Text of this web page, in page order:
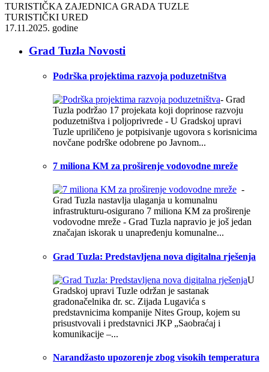
TURISTIČKA ZAJEDNICA GRADA TUZLE
TURISTIČKI URED
17.11.2025. godine
Grad Tuzla Novosti
Podrška projektima razvoja poduzetništva
- Grad
Tuzla podržao 17 projekata koji doprinose razvoju
poduzetništva i poljoprivrede - U Gradskoj upravi
Tuzle upriličeno je potpisivanje ugovora s korisnicima
novčane podrške odobrene po Javnom...
7 miliona KM za proširenje vodovodne mreže
-
Grad Tuzla nastavlja ulaganja u komunalnu
infrastrukturu-osigurano 7 miliona KM za proširenje
vodovodne mreže - Grad Tuzla napravio je još jedan
značajan iskorak u unapređenju komunalne...
Grad Tuzla: Predstavljena nova digitalna rješenja
U
Gradskoj upravi Tuzle održan je sastanak
gradonačelnika dr. sc. Zijada Lugavića s
predstavnicima kompanije Nites Group, kojem su
prisustvovali i predstavnici JKP „Saobraćaj i
komunikacije –...
Narandžasto upozorenje zbog visokih temperatura